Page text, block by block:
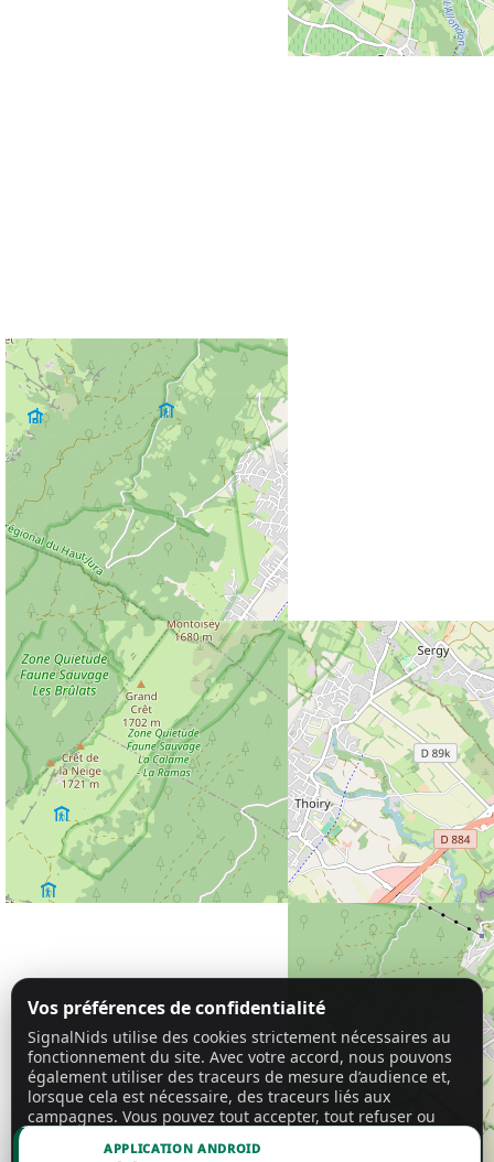
APPLICATION ANDROID
Vos préférences de confidentialité
SignalNids utilise des cookies strictement nécessaires au
fonctionnement du site. Avec votre accord, nous pouvons
également utiliser des traceurs de mesure d’audience et,
lorsque cela est nécessaire, des traceurs liés aux
campagnes. Vous pouvez tout accepter, tout refuser ou